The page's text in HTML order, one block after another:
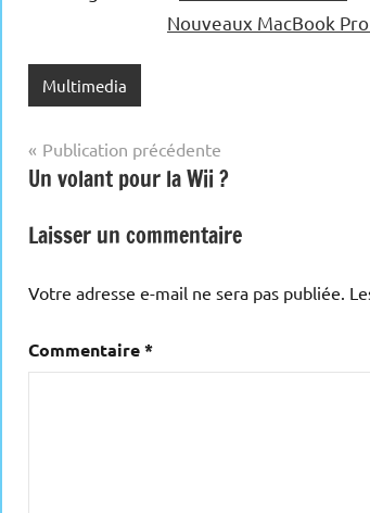
Nouveaux MacBook
Multimedia
Navigation
de
l’article
Publication précédente
Un volant pour la Wii ?
Laisser un commentaire
Votre adresse e-mail ne sera pas publiée.
Commentaire*